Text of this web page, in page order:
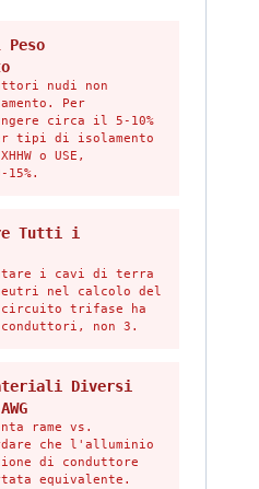
nudi non
Per
circa il 5-10%
tipi di isolamento
o USE,
Tutti i
i cavi di terra
nel calcolo del
circuito trifase ha
non 3.
Diversi
rame vs.
che l'alluminio
di conduttore
equivalente.